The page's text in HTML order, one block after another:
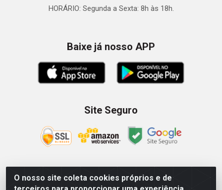
O nosso site coleta cookies próprios e de
HORÁRIO: Segunda a Sexta: 8h às 18h.
Baixe já nosso APP
Site Seguro
Zein Importação e Comércio LTDA - Av. Senador Queiróz, 274